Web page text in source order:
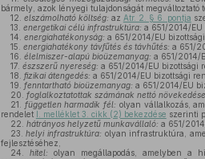
bármely, azok lényegi tulajdonságát megváltoztató
12. elszámolható költség: az Atr. 2. § 6. pontja
13. energetikai célú infrastruktúra: a 651/2014/
14. energiahatékonyság: a 651/2014/EU
15. energiahatékony távfűtés és távhűtés: a 651/
16. élelmiszer-alapú bioüzemanyag: a 651/2014/
17. észszerű nyereség: a 651/2014/EU bizottsági
18. fizikai átengedés: a 651/2014/EU bizottsági
19. fenntartható bioüzemanyag: a 651/2014/EU
20. foglalkoztatottak számának nettó
21.
független harmadik fél: olyan vállalkozás,
rendelet I. melléklet 3. cikk (2) bekezdése szerinti
22. hátrányos helyzetű munkavállaló: a 651/
23.
helyi infrastruktúra: olyan infrastruktúra,
fejlesztéséhez,
24.
hitel: olyan megállapodás, amelyben a